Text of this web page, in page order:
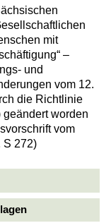
mit
–
und
vom 12.
die Richtlinie
worden
vom
S 272)